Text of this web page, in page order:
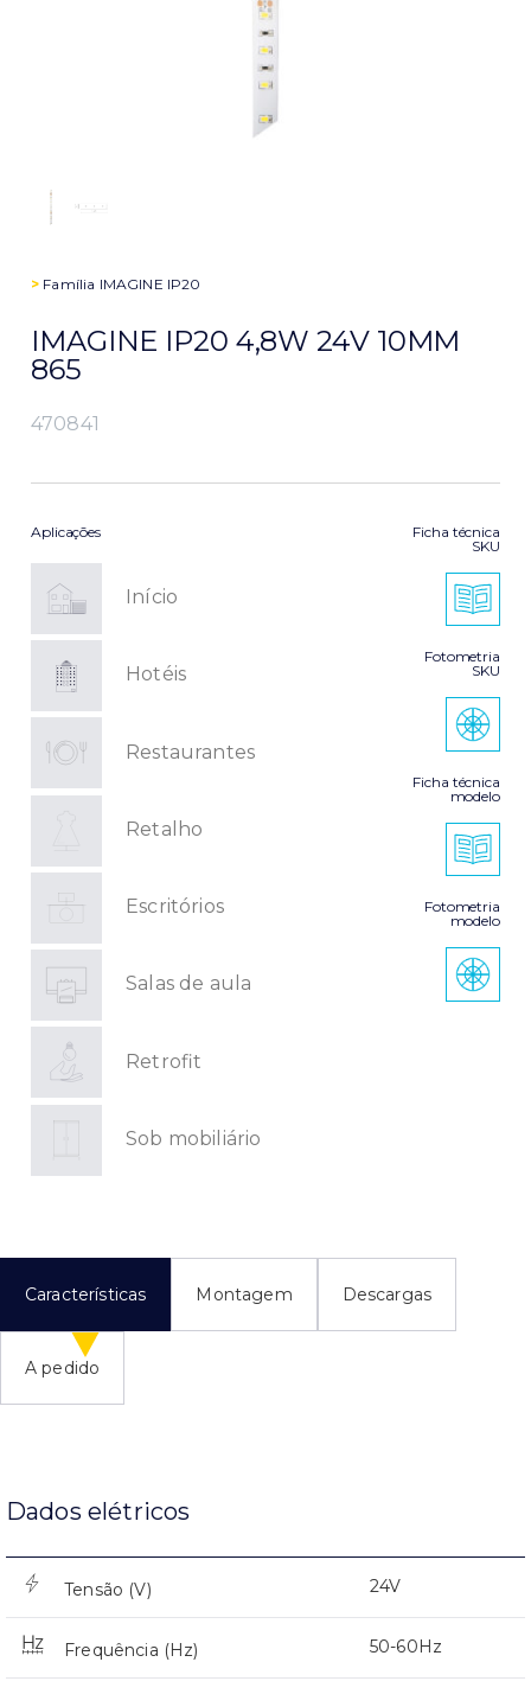
> Família IMAGINE IP20
IMAGINE IP20 4,8W 24V 10MM
865
470841
Aplicações
Início
Hotéis
Restaurantes
Retalho
Escritórios
Salas de aula
Retrofit
Sob mobiliário
Ficha técnica
SKU
Fotometria
SKU
Ficha técnica
modelo
Fotometria
modelo
Características Montagem Descargas
A pedido
Dados elétricos
Tensão (V) 24V
Frequência (Hz) 50-60Hz